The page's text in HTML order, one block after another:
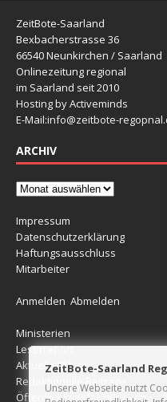
ZeitBote-Saarland
Bexbacherstrasse 36
66540 Neunkirchen / Saarland
Onlinezeitung regional
im Saarland seit 2010
Hosting by Activeminds
E-Mail:info@zeitbote-
ARCHIV
Impressum
Datenschutzerklärung
Haftungsausschluss
Mitarbeiter
Anmelden Abmelden
Ministerien
Leserreport
Aktuelle Blitzer
Redaktionelle Beiträge
Öffentlichkeitsfahndungen
ZeitBote-Saarland
Unsere Webseite nutzt